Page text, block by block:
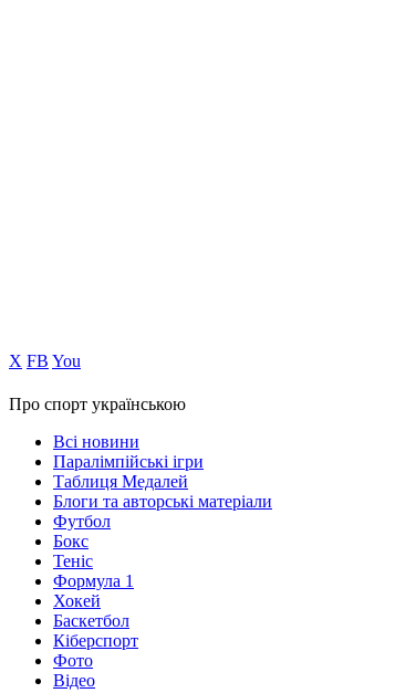
Х FB You
Про спорт українською
Всі новини
Паралімпійські ігри
Таблиця Медалей
Блоги та авторські матеріали
Футбол
Бокс
Теніс
Формула 1
Хокей
Баскетбол
Кіберспорт
Фото
Відео